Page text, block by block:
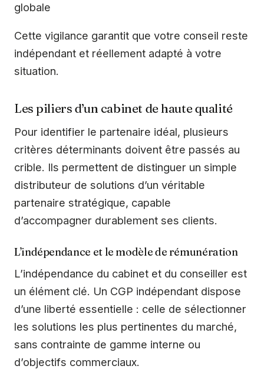
globale
Cette vigilance garantit que votre conseil reste
indépendant et réellement adapté à votre
situation.
Les piliers d’un cabinet de haute qualité
Pour identifier le partenaire idéal, plusieurs
critères déterminants doivent être passés au
crible. Ils permettent de distinguer un simple
distributeur de solutions d’un véritable
partenaire stratégique, capable
d’accompagner durablement ses clients.
L’indépendance et le modèle de rémunération
L’indépendance du cabinet et du conseiller est
un élément clé. Un CGP indépendant dispose
d’une liberté essentielle : celle de sélectionner
les solutions les plus pertinentes du marché,
sans contrainte de gamme interne ou
d’objectifs commerciaux.